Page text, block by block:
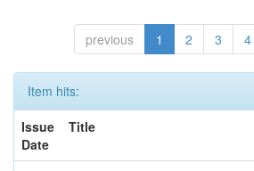
previous 1 2 3 4
Item hits:
Issue
Date
Title